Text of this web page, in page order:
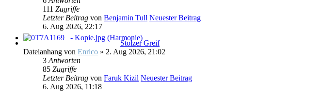
111 Zugriffe
Letzter Beitrag von Benjamin Tull Neuester Beitrag
6. Aug 2026, 22:17
Stolzer Greif
Dateianhang von Enrico » 2. Aug 2026, 21:02
3 Antworten
85 Zugriffe
Letzter Beitrag von Faruk Kizil Neuester Beitrag
6. Aug 2026, 11:18